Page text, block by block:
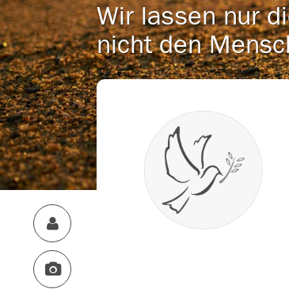
Wir lassen nur
nicht den